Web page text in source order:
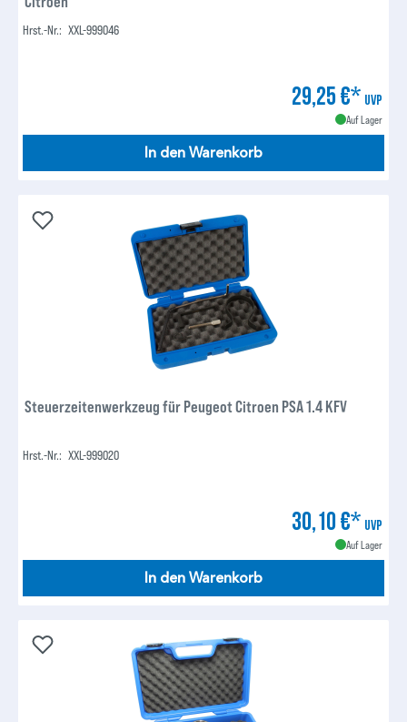
Hrst.-Nr.: XXL-999046
29,25 €* UVP
Auf Lager
In den Warenkorb
Steuerzeitenwerkzeug für Peugeot Citroen PSA 1.4 KFV
Hrst.-Nr.: XXL-999020
30,10 €* UVP
Auf Lager
In den Warenkorb